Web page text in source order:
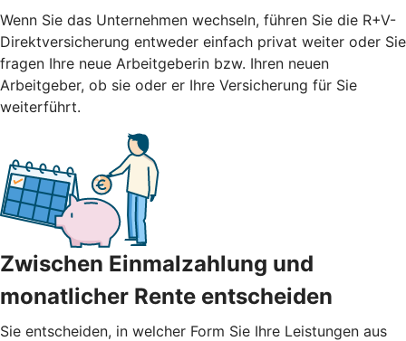
Wenn Sie das Unternehmen wechseln, führen Sie die R+V-
Direktversicherung entweder einfach privat weiter oder Sie
fragen Ihre neue Arbeitgeberin bzw. Ihren neuen
Arbeitgeber, ob sie oder er Ihre Versicherung für Sie
weiterführt.
Zwischen Einmalzahlung und
monatlicher Rente entscheiden
Sie entscheiden, in welcher Form Sie Ihre Leistungen aus